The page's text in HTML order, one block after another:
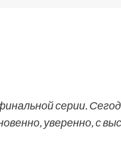
серии.
уверенно, с